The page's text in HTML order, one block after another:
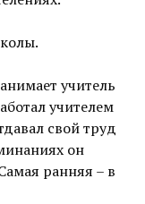
учитель
учителем
свой труд
он
ранняя – в